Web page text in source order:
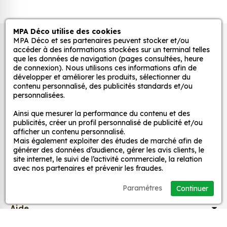
Grâce à notre sélection de stickers et autocollants,
adaptez la décoration d’une pièce, d’une voiture,
d’un meuble, d’une porte et de toute autre surface,
et ce, à moindre coût et sans effort.
Quels sont les avantages de nos stickers
décoration ?
Une grande variété de motifs et de couleurs :
nos Sticker Nom Drapeau personnalisé 2 lignes
sont disponibles dans une large gamme de
motifs et de couleurs, ce qui vous permet de
trouver le sticker parfait pour votre décoration.
Une installation facile : nos stickers sont faciles
à installer, même pour les débutants. Il suffit de
les décoller de leur support et de les coller sur
la surface souhaitée. Vous pouvez vous aider
Autocollants pour véhicules et stickers
décoratifs
MPA Déco
Nos services
Nos sites
Aide
MPA Déco utilise des cookies
MPA Déco et ses partenaires peuvent stocker et/ou
accéder à des informations stockées sur un terminal telles
que les données de navigation (pages consultées, heure
de connexion). Nous utilisons ces informations afin de
développer et améliorer les produits, sélectionner du
contenu personnalisé, des publicités standards et/ou
personnalisées.
Ainsi que mesurer la performance du contenu et des
publicités, créer un profil personnalisé de publicité et/ou
afficher un contenu personnalisé.
Mais également exploiter des études de marché afin de
générer des données d’audience, gérer les avis clients, le
site internet, le suivi de l’activité commerciale, la relation
avec nos partenaires et prévenir les fraudes.
Continuer
Paramétres